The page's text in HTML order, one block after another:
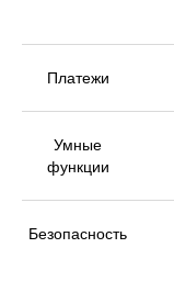
Платежи
Умные
функции
Безопасность